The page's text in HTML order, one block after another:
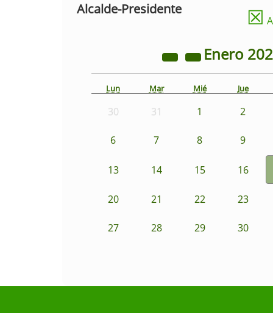
Alcalde-Presidente ☒
Enero
Lun Mar Mié Jue
30 31 1 2
6 7 8 9
13 14 15 16
20 21 22 23
27 28 29 30